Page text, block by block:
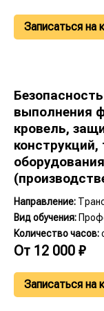
Записаться на
выполнения
кровель,
Направление:
Вид обучения:
Количество часов:
От 12 000 ₽
Записаться на